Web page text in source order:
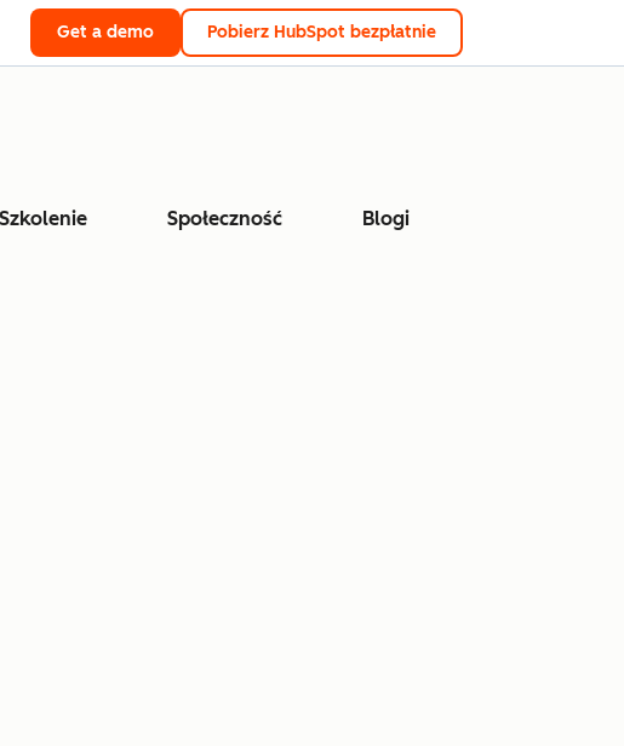
Get a demo Pobierz HubSpot bezpłatnie
Szkolenie Społeczność Blogi